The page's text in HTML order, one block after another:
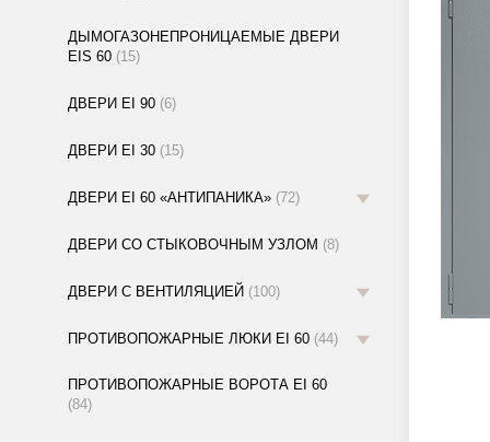
ДЫМОГАЗОНЕПРОНИЦАЕМЫЕ ДВЕРИ
EIS 60 (15)
ДВЕРИ EI 90 (6)
ДВЕРИ EI 30 (15)
ДВЕРИ EI 60 «АНТИПАНИКА» (72)
ДВЕРИ СО СТЫКОВОЧНЫМ УЗЛОМ (8)
ДВЕРИ С ВЕНТИЛЯЦИЕЙ (100)
ПРОТИВОПОЖАРНЫЕ ЛЮКИ EI 60 (44)
ПРОТИВОПОЖАРНЫЕ ВОРОТА EI 60
(84)